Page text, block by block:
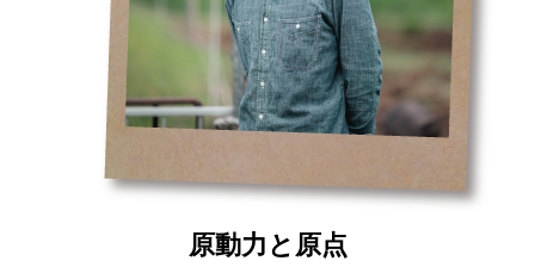
原動力と原点